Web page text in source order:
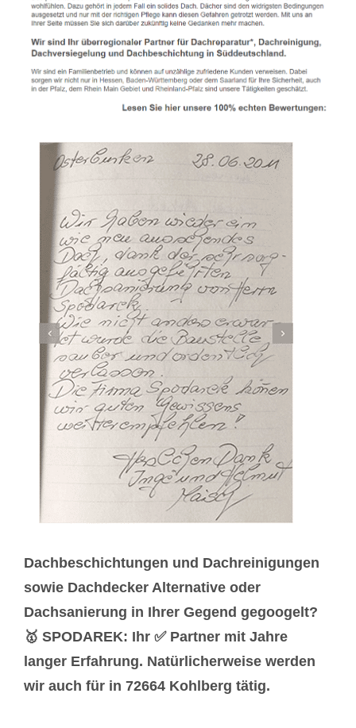
Dachbeschichtungen und Dachreinigungen
sowie Dachdecker Alternative oder
Dachsanierung in Ihrer Gegend gegoogelt?
🥇 SPODAREK: Ihr ✅ Partner mit Jahre
langer Erfahrung. Natürlicherweise werden
wir auch für in 72664 Kohlberg tätig.